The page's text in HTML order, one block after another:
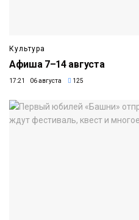
Культура
Афиша 7–14 августа
17:21 06 августа 125